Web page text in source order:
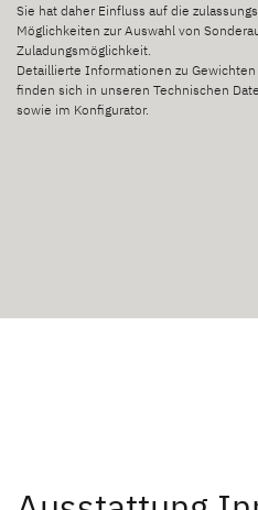
Sie hat daher Einfluss auf die
Möglichkeiten zur Auswahl von
Zuladungsmöglichkeit.
Detaillierte Informationen zu
finden sich in unseren Technischen
sowie im Konfigurator.